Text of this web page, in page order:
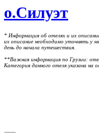
о.Силуэт
* Информация об отелях и их
их описание необходимо уточнять у
день до начала путешествия.
**Важная информация по Грузии:
Категория данного отеля указана на